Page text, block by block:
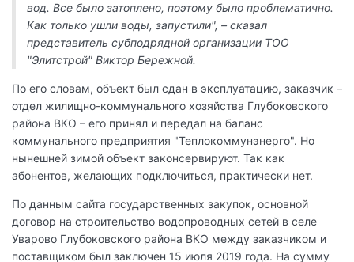
вод. Все было затоплено, поэтому было проблематично.
Как только ушли воды, запустили", – сказал
представитель субподрядной организации ТОО
"Элитстрой" Виктор Бережной.
По его словам, объект был сдан в эксплуатацию, заказчик –
отдел жилищно-коммунального хозяйства Глубоковского
района ВКО – его принял и передал на баланс
коммунального предприятия "Теплокоммунэнерго". Но
нынешней зимой объект законсервируют. Так как
абонентов, желающих подключиться, практически нет.
По данным сайта государственных закупок, основной
договор на строительство водопроводных сетей в селе
Уварово Глубоковского района ВКО между заказчиком и
поставщиком был заключен 15 июля 2019 года. На сумму